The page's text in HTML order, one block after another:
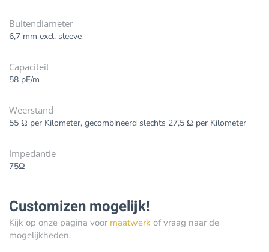
Buitendiameter
6,7 mm excl. sleeve
Capaciteit
58 pF/m
Weerstand
55 Ω per Kilometer, gecombineerd slechts 27,5 Ω per Kilometer
Impedantie
75Ω
Customizen mogelijk!
Kijk op onze pagina voor maatwerk of vraag naar de
mogelijkheden.